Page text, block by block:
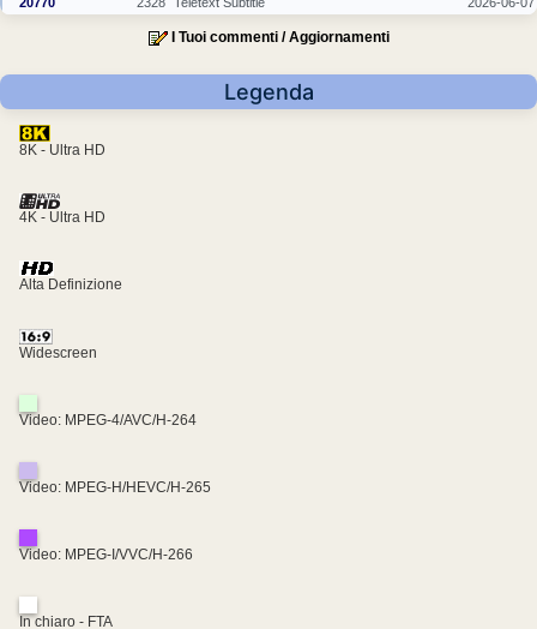
I Tuoi commenti / Aggiornamenti
Legenda
8K - Ultra HD
4K - Ultra HD
Alta Definizione
Widescreen
Video: MPEG-4/AVC/H-264
Video: MPEG-H/HEVC/H-265
Video: MPEG-I/VVC/H-266
In chiaro - FTA